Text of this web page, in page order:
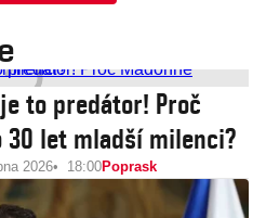
to predátor! Proč
30 let mladší milenci?
2026 18:00Poprask